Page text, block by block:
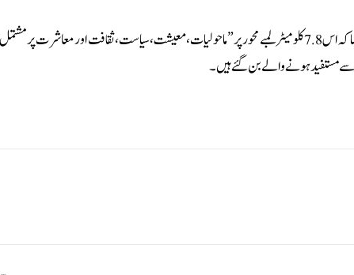
جیسا کہ فاربیڈن سٹی کی اکیڈمک کمیٹی کے سابق ڈائریکٹر شان جی شیانگ نے کہاکہ اس 7.8 کلومیٹر لمبے محور پر ” ماحولیات، معیشت، سیاست، ثقافت
سے مستفید ہونے والے بن گئے ہیں۔